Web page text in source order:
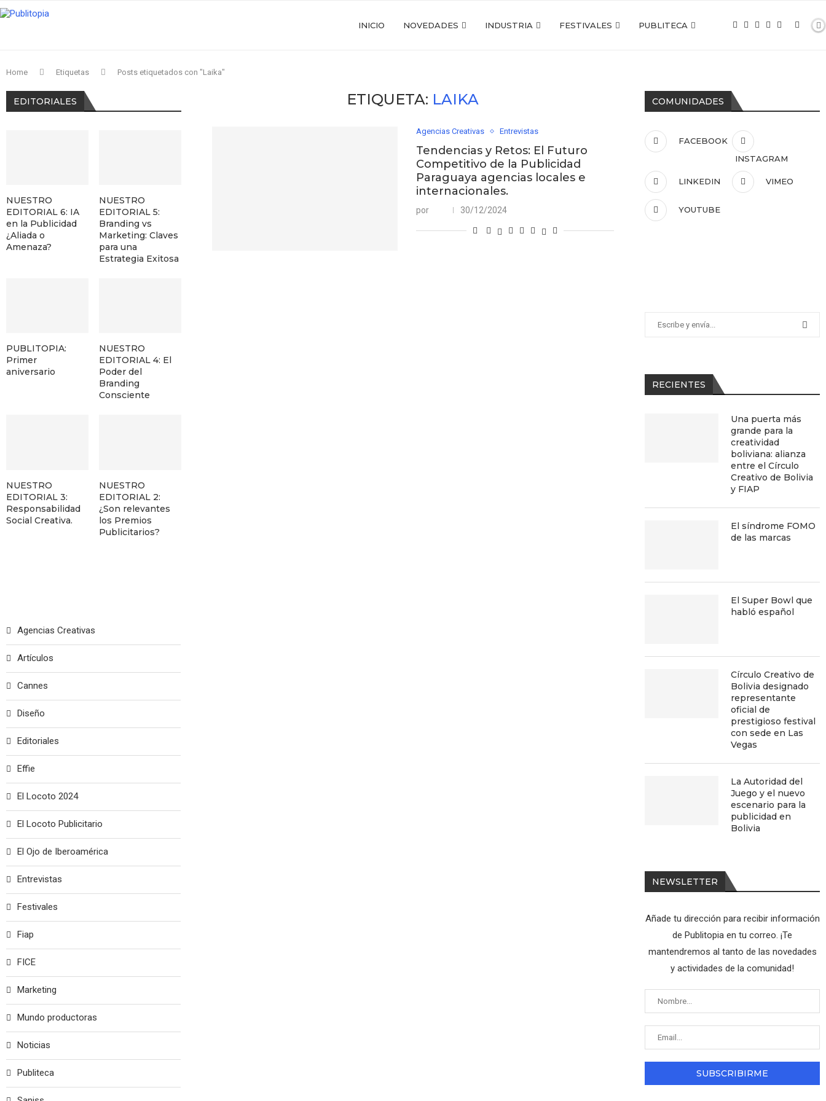
INICIO NOVEDADES INDUSTRIA FESTIVALES PUBLITECA
Home Etiquetas Posts etiquetados con "Laika"
ETIQUETA: LAIKA
Agencias Creativas Entrevistas
Tendencias y Retos: El Futuro
Competitivo de la Publicidad
Paraguaya agencias locales e
internacionales.
por 30/12/2024
COMUNIDADES
FACEBOOK
INSTAGRAM
LINKEDIN VIMEO
YOUTUBE
RECIENTES
Una puerta más
grande para la
creatividad
boliviana: alianza
entre el Círculo
Creativo de Bolivia
y FIAP
El síndrome FOMO
de las marcas
El Super Bowl que
habló español
Círculo Creativo de
Bolivia designado
representante
oficial de
prestigioso festival
con sede en Las
Vegas
La Autoridad del
Juego y el nuevo
escenario para la
publicidad en
Bolivia
NEWSLETTER
Añade tu dirección para recibir información
de Publitopia en tu correo. ¡Te
mantendremos al tanto de las novedades
y actividades de la comunidad!
EDITORIALES
NUESTRO
EDITORIAL 6: IA
en la Publicidad
¿Aliada o
Amenaza?
NUESTRO
EDITORIAL 5:
Branding vs
Marketing: Claves
para una
Estrategia Exitosa
PUBLITOPIA:
Primer
aniversario
NUESTRO
EDITORIAL 4: El
Poder del
Branding
Consciente
NUESTRO
EDITORIAL 3:
Responsabilidad
Social Creativa.
NUESTRO
EDITORIAL 2:
¿Son relevantes
los Premios
Publicitarios?
Agencias Creativas
Artículos
Cannes
Diseño
Editoriales
Effie
El Locoto 2024
El Locoto Publicitario
El Ojo de Iberoamérica
Entrevistas
Festivales
Fiap
FICE
Marketing
Mundo productoras
Noticias
Publiteca